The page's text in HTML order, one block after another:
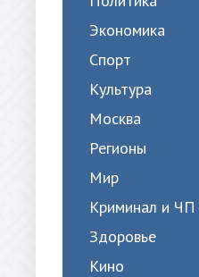
Экономика
Спорт
Культура
Москва
Регионы
Мир
Криминал и ЧП
Здоровье
Кино